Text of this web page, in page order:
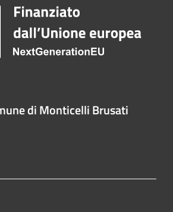
di Monticelli Brusati